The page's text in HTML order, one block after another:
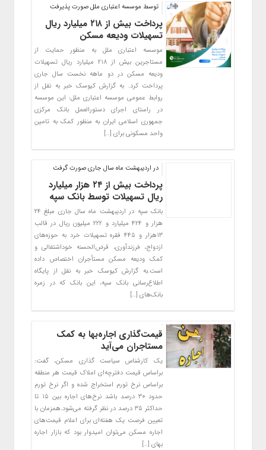
توسط موسسه اعتباری ملل صورت پذیرفت
پرداخت بیش از ۲۱۸ میلیارد ریال
تسهیلات ودیعه مسکن
موسسه اعتباری ملل به منظور حمایت از
مستاجرین بیش از ۲۱۸ میلیارد ریال تسهیلات
ودیعه مسکن در دو ماهه نخست سال جاری
پرداخت کرد. به گزارش کیوسک خبر به نقل از
روابط عمومی موسسه اعتباری ملل: این موسسه
در راستای اجرای دستورالعمل بانک مرکزی
جمهوری اسلامی ایران به منظور کمک به تامین
واحد مسکونی برای […]
در اردیبهشت ‌ماه سال جاری صورت گرفت
پرداخت بیش از ۲۴ هزار میلیارد
ریال تسهیلات توسط بانک سپه
بانک سپه در اردیبهشت ماه سال جاری مبلغ ۲۴
هزار و ۴۲۴ میلیارد و ۲۲۲ میلیون ریال در قالب
۱۳هزار و ۴۴۵ فقره تسهیلات خرد به حوزه‌های
ازدواج، فرزندآوری، قرض‌الحسنه خوداشتغالی و
کمک ودیعه مسکن مستأجران اختصاص داده
است.به گزارش کیوسک خبر به نقل از پایگاه
اطلاع‌رسانی بانک سپه، این بانک که در زمره
بانک‌های […]
قیمت‌گذاری اجاره‌بها به کمک
مستاجران می‌آید
یک کارشناس سیاست گذاری مسکن، گفت:
براساس قیمت دفترچه‌ای املاک قیمت هر منطقه
براساس نرخ تورم استخراج شده و اگر نرخ تورم
حدود ۳۰ درصد باشد نرخ‌های اجاره بین ۱۵ تا
حداکثر ۳۵ درصد در نظر گرفته می‌شود.همزمان با
تعیین فرصت یک هفته‌ای برای اعلام قیمت‌های
اجاره مسکن می‌توان امیدوار بود که بازار اجاره
بهای […]